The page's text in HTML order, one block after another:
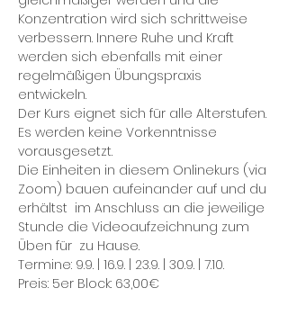
Konzentration wird sich schrittweise
verbessern. Innere Ruhe und Kraft
werden sich ebenfalls mit einer
regelmäßigen Übungspraxis
entwickeln.
Der Kurs eignet sich für alle Alterstufen.
Es werden keine Vorkenntnisse
vorausgesetzt.
Die Einheiten in diesem Onlinekurs (via
Zoom) bauen aufeinander auf und du
erhältst  im Anschluss an die jeweilige
Stunde die Videoaufzeichnung zum
Üben für  zu Hause.
Termine: 9.9. | 16.9. | 23.9. | 30.9. | 7.10.
Preis: 5er Block: 63,00€